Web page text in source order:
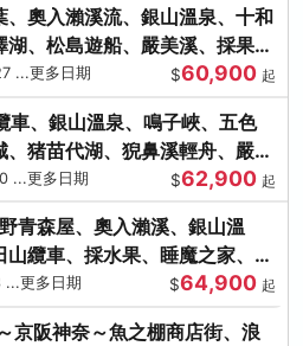
奧入瀨溪流、銀山溫泉、十和
、松島遊船、嚴美溪、採果烤
...更多日期 $60,900 起
、銀山溫泉、鳴子峽、五色
猪苗代湖、猊鼻溪輕舟、嚴美
...更多日期 $62,900 起
青森屋、奧入瀨溪、銀山溫
纜車、採水果、睡魔之家、法
...更多日期 $64,900 起
京阪神奈～魚之棚商店街、浪